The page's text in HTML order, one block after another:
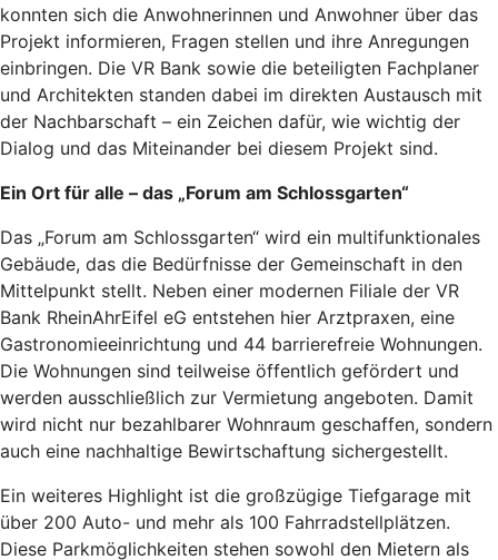
konnten sich die Anwohnerinnen und Anwohner über das
Projekt informieren, Fragen stellen und ihre Anregungen
einbringen. Die VR Bank sowie die beteiligten Fachplaner
und Architekten standen dabei im direkten Austausch mit
der Nachbarschaft – ein Zeichen dafür, wie wichtig der
Dialog und das Miteinander bei diesem Projekt sind.
Ein Ort für alle – das „Forum am Schlossgarten“
Das „Forum am Schlossgarten“ wird ein multifunktionales
Gebäude, das die Bedürfnisse der Gemeinschaft in den
Mittelpunkt stellt. Neben einer modernen Filiale der VR
Bank RheinAhrEifel eG entstehen hier Arztpraxen, eine
Gastronomieeinrichtung und 44 barrierefreie Wohnungen.
Die Wohnungen sind teilweise öffentlich gefördert und
werden ausschließlich zur Vermietung angeboten. Damit
wird nicht nur bezahlbarer Wohnraum geschaffen, sondern
auch eine nachhaltige Bewirtschaftung sichergestellt.
Ein weiteres Highlight ist die großzügige Tiefgarage mit
über 200 Auto- und mehr als 100 Fahrradstellplätzen.
Diese Parkmöglichkeiten stehen sowohl den Mietern als